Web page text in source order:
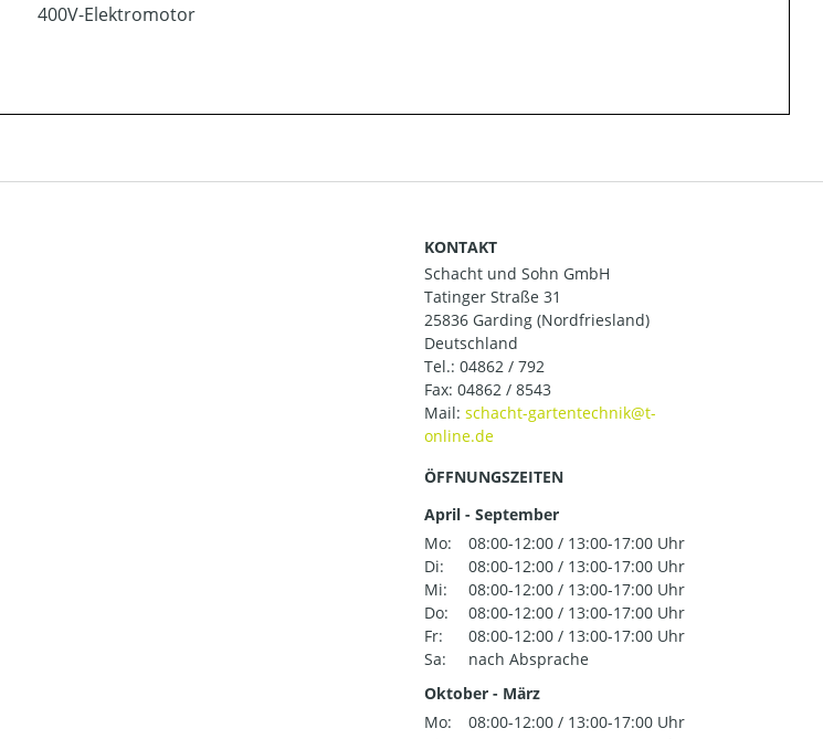
400V-Elektromotor
KONTAKT
Schacht und Sohn GmbH
Tatinger Straße 31
25836 Garding (Nordfriesland)
Deutschland
Tel.: 04862 / 792
Fax: 04862 / 8543
Mail:
ÖFFNUNGSZEITEN
April - September
Mo:
08:00-12:00 / 13:00-17:00 Uhr
Di:
08:00-12:00 / 13:00-17:00 Uhr
Mi:
08:00-12:00 / 13:00-17:00 Uhr
Do:
08:00-12:00 / 13:00-17:00 Uhr
Fr:
08:00-12:00 / 13:00-17:00 Uhr
Sa:
nach Absprache
Oktober - März
Mo:
08:00-12:00 / 13:00-17:00 Uhr